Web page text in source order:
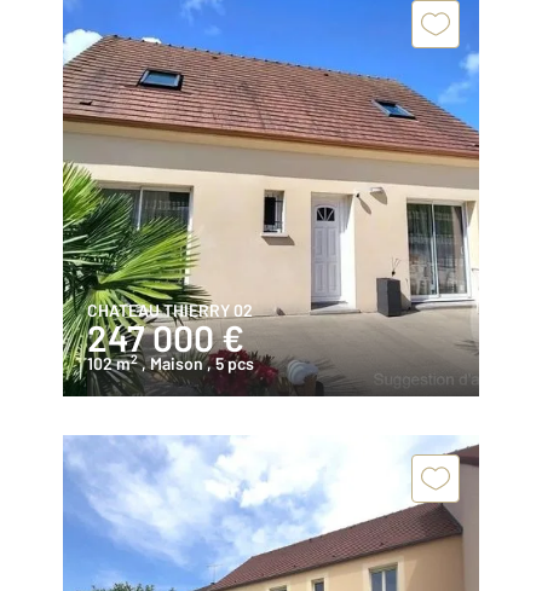
CHATEAU THIERRY 02
247 000 €
102 m2 , Maison, 5 pcs